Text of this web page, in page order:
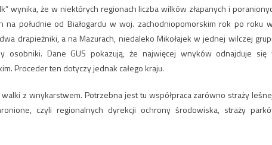
wynika, że w niektórych regionach liczba wilków złapanych i
południe od Białogardu w woj. zachodniopomorskim rok po roku
drapieżniki, a na Mazurach, niedaleko Mikołajek w jednej wilczej
Dane GUS pokazują, że najwięcej wnyków odnajduje się
Proceder ten dotyczy jednak całego kraju.
z wnykarstwem. Potrzebna jest tu współpraca zarówno straży
czyli regionalnych dyrekcji ochrony środowiska, straży